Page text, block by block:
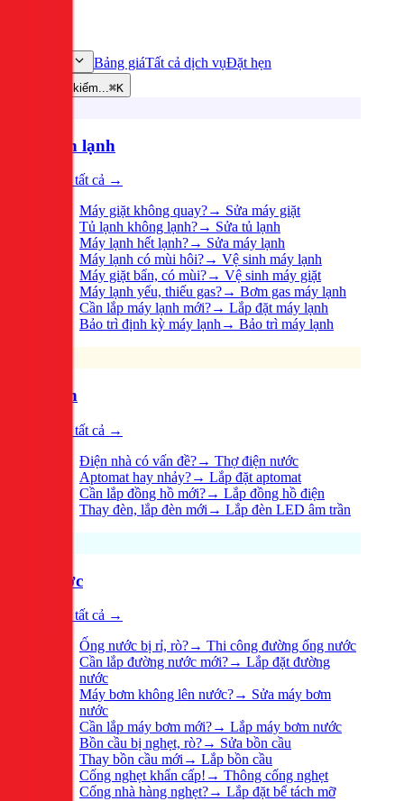
Bảng giáTất cả dịch vụĐặt hẹn
Tìm kiếm...⌘K
Điện lạnh
Xem tất cả →
Máy giặt không quay?→ Sửa máy giặt
Tủ lạnh không lạnh?→ Sửa tủ lạnh
Máy lạnh hết lạnh?→ Sửa máy lạnh
Máy lạnh có mùi hôi?→ Vệ sinh máy lạnh
Máy giặt bẩn, có mùi?→ Vệ sinh máy giặt
Máy lạnh yếu, thiếu gas?→ Bơm gas máy lạnh
Cần lắp máy lạnh mới?→ Lắp đặt máy lạnh
Bảo trì định kỳ máy lạnh→ Bảo trì máy lạnh
Điện
Xem tất cả →
Điện nhà có vấn đề?→ Thợ điện nước
Aptomat hay nhảy?→ Lắp đặt aptomat
Cần lắp đồng hồ mới?→ Lắp đồng hồ điện
Thay đèn, lắp đèn mới → Lắp đèn LED âm trần
Nước
Xem tất cả →
Ống nước bị rỉ, rò?→ Thi công đường ống nước
Cần lắp đường nước mới?→ Lắp đặt đường
nước
Máy bơm không lên nước?→ Sửa máy bơm
nước
Cần lắp máy bơm mới?→ Lắp máy bơm nước
Bồn cầu bị nghẹt, rò?→ Sửa bồn cầu
Thay bồn cầu mới → Lắp bồn cầu
Cống nghẹt khẩn cấp! → Thông cống nghẹt
Cống nhà hàng nghẹt?→ Lắp đặt bể tách mỡ